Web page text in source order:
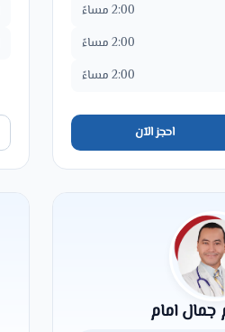
2:00 مساءً
2:00 مساءً
2:00 مساءً
احجز الآن
امام